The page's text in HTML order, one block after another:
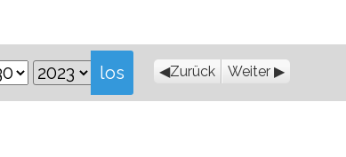
Zurück Weiter